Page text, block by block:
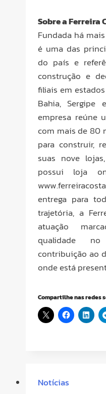
Sobre a Ferreira
Fundada há mais
é uma das
do país e
construção e
filiais em
Bahia, Sergipe
empresa reúne
com mais de 80
para construir,
suas nove
possui loja
entrega para
trajetória, a
atuação
qualidade
contribuição ao
onde está
Compartilhe nas redes
Notícias